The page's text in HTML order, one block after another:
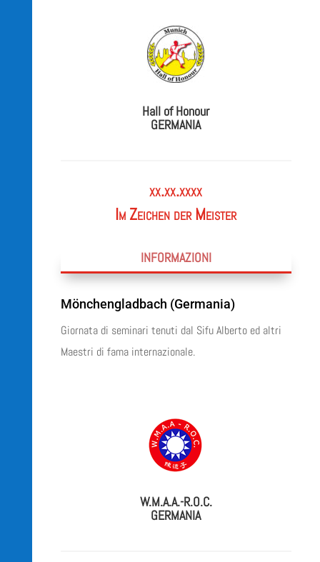
Hall of Honour
GERMANIA
xx.xx.xxxx
Im Zeichen der Meister
INFORMAZIONI
Mönchengladbach (Germania)
Giornata di seminari tenuti dal Sifu Alberto ed altri
Maestri di fama internazionale.
W.M.A.A.-R.O.C.
GERMANIA